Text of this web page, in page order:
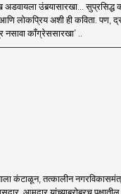
अडवायला उंबर्‍यासारखा...
लोकप्रिय अशी ही कविता. पण,
नसावा काँग्रेससारखा’ ..
कंटाळून, तत्कालीन